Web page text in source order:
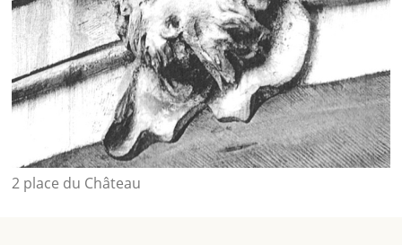
2 place du Château